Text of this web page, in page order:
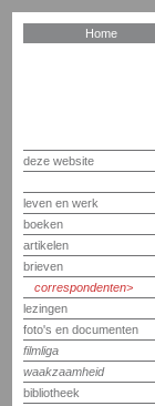
Home
deze website
leven en werk
boeken
artikelen
brieven
correspondenten
lezingen
foto's en documenten
filmliga
waakzaamheid
bibliotheek